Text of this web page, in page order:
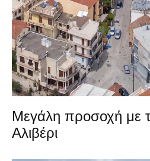
Μεγάλη προσοχή με
Αλιβέρι